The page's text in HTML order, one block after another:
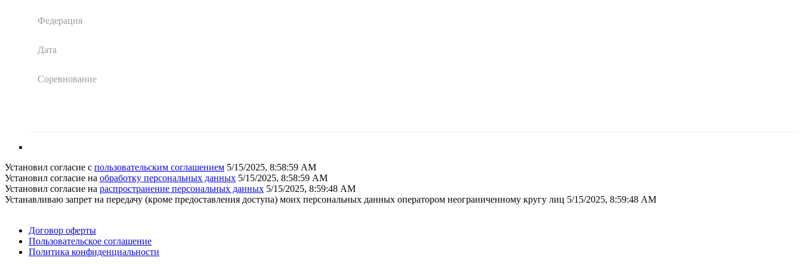
Федерация
Дата
Соревнование
Установил согласие с пользовательским соглашением 5/15/2025, 8:58:59 AM
Установил согласие на обработку персональных данных 5/15/2025, 8:58:59 AM
Установил согласие на распространение персональных данных 5/15/2025, 8:59:48 AM
Устанавливаю запрет на передачу (кроме предоставления доступа) моих персональных данных оператором неограниченному кругу лиц 5/15/2025, 8:59:48 AM
Договор оферты
Пользовательское соглашение
Политика конфиденциальности